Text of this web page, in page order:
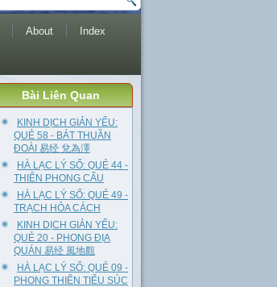
About Index
Bài Liên Quan
KINH DỊCH GIẢN YẾU:
QUẺ 58 - BÁT THUẦN
ĐOÀI 易经 兌為澤
HÀ LẠC LÝ SỐ: QUẺ 44 -
THIÊN PHONG CẤU
HÀ LẠC LÝ SỐ: QUẺ 49 -
TRẠCH HỎA CÁCH
KINH DỊCH GIẢN YẾU:
QUẺ 20 - PHONG ĐỊA
QUÁN 易经 風地觀
HÀ LẠC LÝ SỐ: QUẺ 09 -
PHONG THIÊN TIỂU SÚC